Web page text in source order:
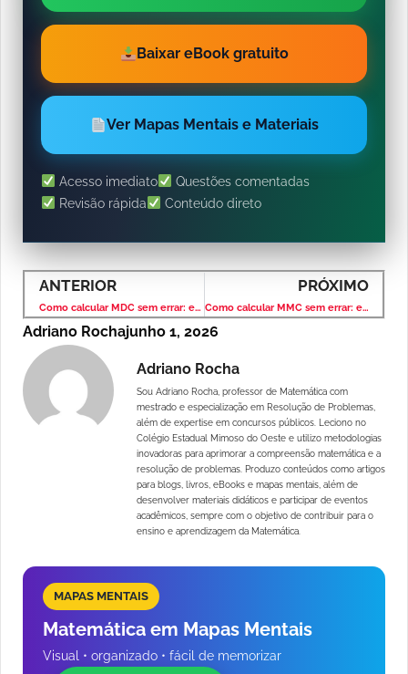
Baixar eBook gratuito
Ver Mapas Mentais e Materiais
Acesso imediato
Questões comentadas
Revisão rápida
Conteúdo direto
ANTERIOR
Como calcular MDC sem errar: exercícios resolvidos e explicados
PRÓXIMO
Como calcular MMC sem errar: exercícios comentados e explicados
Adriano Rochajunho 1, 2026
Adriano Rocha
Sou Adriano Rocha, professor de Matemática com
mestrado e especialização em Resolução de Problemas,
além de expertise em concursos públicos. Leciono no
Colégio Estadual Mimoso do Oeste e utilizo metodologias
inovadoras para aprimorar a compreensão matemática e a
resolução de problemas. Produzo conteúdos como artigos
para blogs, livros, eBooks e mapas mentais, além de
desenvolver materiais didáticos e participar de eventos
acadêmicos, sempre com o objetivo de contribuir para o
ensino e aprendizagem da Matemática.
MAPAS MENTAIS
Matemática em Mapas Mentais
Visual • organizado • fácil de memorizar